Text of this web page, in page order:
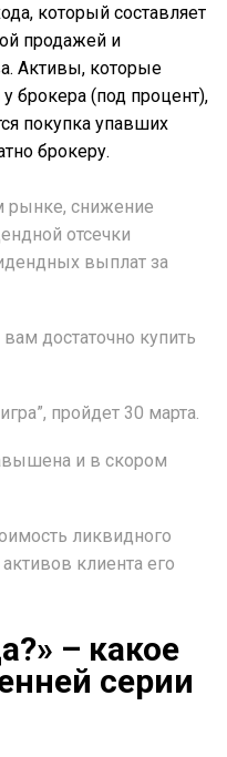
который составляет
продажей и
Активы, которые
брокера (под процент),
покупка упавших
брокеру.
рынке, снижение
отсечки
выплат за
достаточно купить
пройдет 30 марта.
и в скором
ликвидного
клиента его
– какое
серии